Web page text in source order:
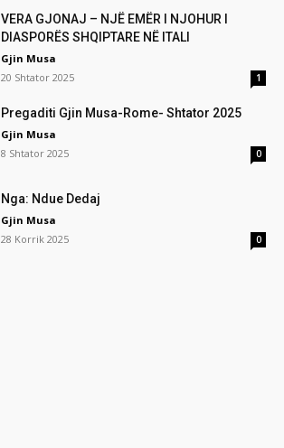
VERA GJONAJ – NJË EMËR I NJOHUR I
DIASPORËS SHQIPTARE NË ITALI
Gjin Musa
20 Shtator 2025
1
Pregaditi Gjin Musa-Rome- Shtator 2025
Gjin Musa
8 Shtator 2025
0
Nga: Ndue Dedaj
Gjin Musa
28 Korrik 2025
0